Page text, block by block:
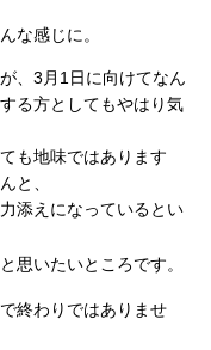
な感じに。
、3月1日に向けてなん
る方としてもやはり気
も地味ではあります
と、
添えになっているとい
思いたいところです。
終わりではありませ